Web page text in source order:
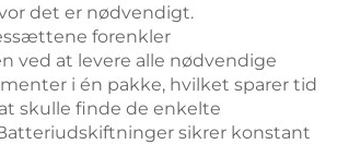
det er nødvendigt.
forenkler
ved at levere alle nødvendige
i én pakke, hvilket sparer tid
skulle finde de enkelte
sikrer konstant